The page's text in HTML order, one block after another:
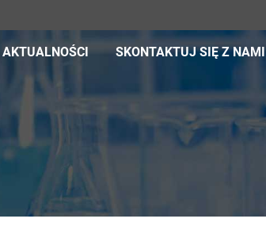
AKTUALNOŚCI SKONTAKTUJ SIĘ Z NAMI